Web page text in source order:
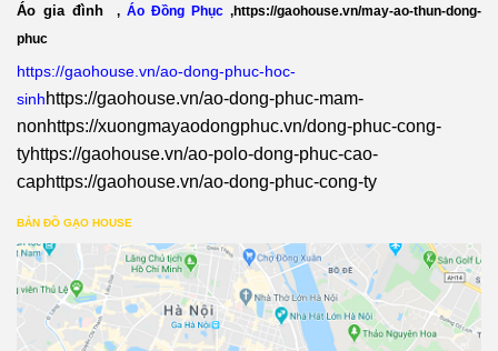
Áo gia đình , Áo Đồng Phục ,https://gaohouse.vn/may-ao-thun-dong-
phuc
https://gaohouse.vn/ao-dong-phuc-hoc-
sinhhttps://gaohouse.vn/ao-dong-phuc-mam-
nonhttps://xuongmayaodongphuc.vn/dong-phuc-cong-
tyhttps://gaohouse.vn/ao-polo-dong-phuc-cao-
caphttps://gaohouse.vn/ao-dong-phuc-cong-ty
BẢN ĐỒ GẠO HOUSE